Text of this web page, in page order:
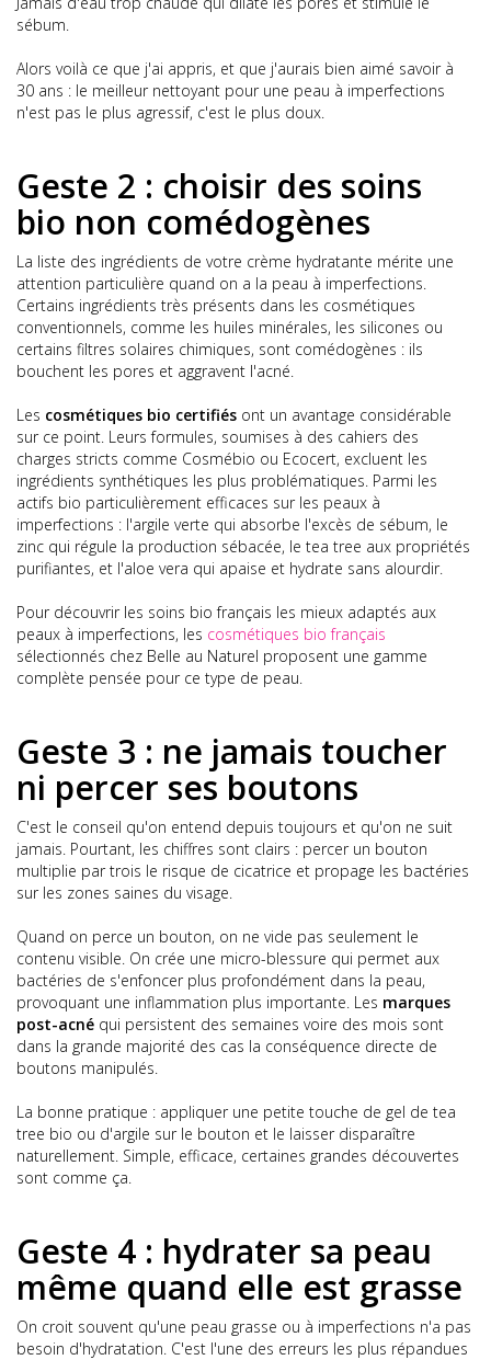
sébum.
Alors voilà ce que j'ai appris, et que j'aurais bien aimé savoir à
30 ans : le meilleur nettoyant pour une peau à imperfections
n'est pas le plus agressif, c'est le plus doux.
Geste 2 : choisir des soins
bio non comédogènes
La liste des ingrédients de votre crème hydratante mérite une
attention particulière quand on a la peau à imperfections.
Certains ingrédients très présents dans les cosmétiques
conventionnels, comme les huiles minérales, les silicones ou
certains filtres solaires chimiques, sont comédogènes : ils
bouchent les pores et aggravent l'acné.
Les cosmétiques bio certifiés ont un avantage considérable
sur ce point. Leurs formules, soumises à des cahiers des
charges stricts comme Cosmébio ou Ecocert, excluent les
ingrédients synthétiques les plus problématiques. Parmi les
actifs bio particulièrement efficaces sur les peaux à
imperfections : l'argile verte qui absorbe l'excès de sébum, le
zinc qui régule la production sébacée, le tea tree aux propriétés
purifiantes, et l'aloe vera qui apaise et hydrate sans alourdir.
Pour découvrir les soins bio français les mieux adaptés aux
peaux à imperfections, les cosmétiques bio français
sélectionnés chez Belle au Naturel proposent une gamme
complète pensée pour ce type de peau.
Geste 3 : ne jamais toucher
ni percer ses boutons
C'est le conseil qu'on entend depuis toujours et qu'on ne suit
jamais. Pourtant, les chiffres sont clairs : percer un bouton
multiplie par trois le risque de cicatrice et propage les bactéries
sur les zones saines du visage.
Quand on perce un bouton, on ne vide pas seulement le
contenu visible. On crée une micro-blessure qui permet aux
bactéries de s'enfoncer plus profondément dans la peau,
provoquant une inflammation plus importante. Les marques
post-acné qui persistent des semaines voire des mois sont
dans la grande majorité des cas la conséquence directe de
boutons manipulés.
La bonne pratique : appliquer une petite touche de gel de tea
tree bio ou d'argile sur le bouton et le laisser disparaître
naturellement. Simple, efficace, certaines grandes découvertes
sont comme ça.
Geste 4 : hydrater sa peau
même quand elle est grasse
On croit souvent qu'une peau grasse ou à imperfections n'a pas
besoin d'hydratation. C'est l'une des erreurs les plus répandues